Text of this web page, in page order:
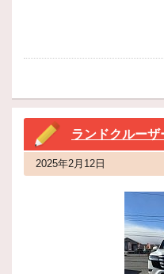
ランドクルーザ
2025年2月12日